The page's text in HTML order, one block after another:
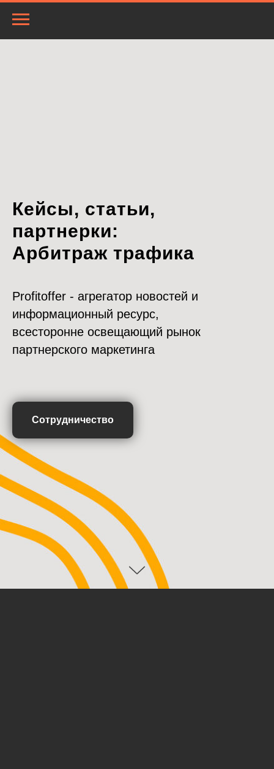
Кейсы, статьи,
партнерки:
Арбитраж трафика
Profitoffer - агрегатор новостей и
информационный ресурс,
всесторонне освещающий рынок
партнерского маркетинга
Сотрудничество